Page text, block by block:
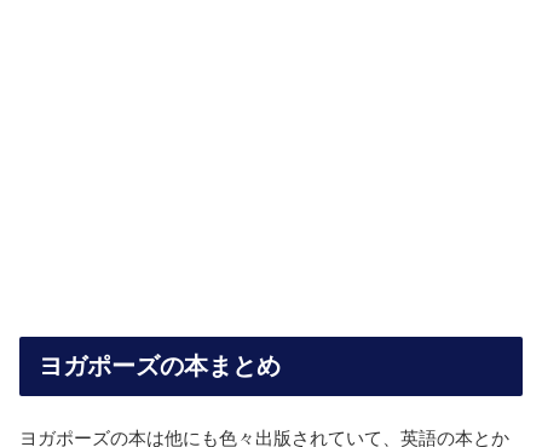
ヨガポーズの本まとめ
ヨガポーズの本は他にも色々出版されていて、英語の本とか